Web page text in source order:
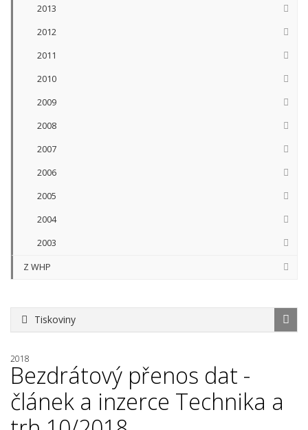
2013
2012
2011
2010
2009
2008
2007
2006
2005
2004
2003
Z WHP
Tiskoviny
2018
Bezdrátový přenos dat -
článek a inzerce Technika a